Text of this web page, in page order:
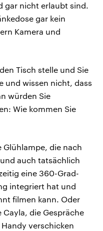
gar nicht erlaubt sind.
gar kein
Kamera und
Tisch stelle und Sie
und wissen nicht, dass
würden Sie
Wie kommen Sie
Glühlampe, die nach
auch tatsächlich
eine 360-Grad-
integriert hat und
filmen kann. Oder
die Gespräche
verschicken